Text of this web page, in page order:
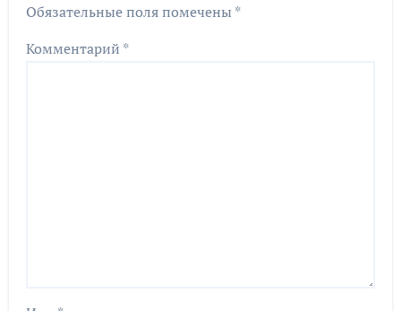
Обязательные поля помечены *
Комментарий *